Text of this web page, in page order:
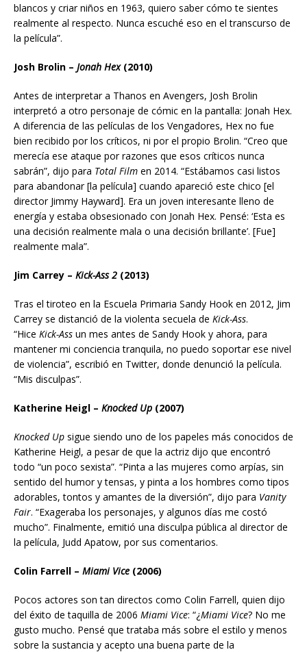
blancos y criar niños en 1963, quiero saber cómo te sientes
realmente al respecto. Nunca escuché eso en el transcurso de
la película”.
Josh Brolin – Jonah Hex(2010)
Antes de interpretar a Thanos en Avengers, Josh Brolin
interpretó a otro personaje de cómic en la pantalla: Jonah Hex.
A diferencia de las películas de los Vengadores, Hex no fue
bien recibido por los críticos, ni por el propio Brolin. “Creo que
merecía ese ataque por razones que esos críticos nunca
sabrán”, dijo para Total Film en 2014. “Estábamos casi listos
para abandonar [la película] cuando apareció este chico [el
director Jimmy Hayward]. Era un joven interesante lleno de
energía y estaba obsesionado con Jonah Hex. Pensé: ‘Esta es
una decisión realmente mala o una decisión brillante’. [Fue]
realmente mala”.
Jim Carrey – Kick-Ass 2 (2013)
Tras el tiroteo en la Escuela Primaria Sandy Hook en 2012, Jim
Carrey se distanció de la violenta secuela de Kick-Ass.
“Hice Kick-Ass un mes antes de Sandy Hook y ahora, para
mantener mi conciencia tranquila, no puedo soportar ese nivel
de violencia”, escribió en Twitter, donde denunció la película.
“Mis disculpas”.
Katherine Heigl – Knocked Up (2007)
Knocked Up sigue siendo uno de los papeles más conocidos de
Katherine Heigl, a pesar de que la actriz dijo que encontró
todo “un poco sexista”. “Pinta a las mujeres como arpías, sin
sentido del humor y tensas, y pinta a los hombres como tipos
adorables, tontos y amantes de la diversión”, dijo para Vanity
Fair. “Exageraba los personajes, y algunos días me costó
mucho”. Finalmente, emitió una disculpa pública al director de
la película, Judd Apatow, por sus comentarios.
Colin Farrell – Miami Vice (2006)
Pocos actores son tan directos como Colin Farrell, quien dijo
del éxito de taquilla de 2006 Miami Vice: “¿Miami Vice? No me
gusto mucho. Pensé que trataba más sobre el estilo y menos
sobre la sustancia y acepto una buena parte de la